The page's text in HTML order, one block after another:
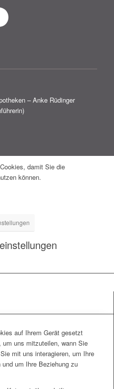
– Anke Rüdinger
damit Sie die
können.
auf Ihrem Gerät gesetzt
um uns mitzuteilen, wann Sie
mit uns interagieren, um Ihre
um Ihre Beziehung zu